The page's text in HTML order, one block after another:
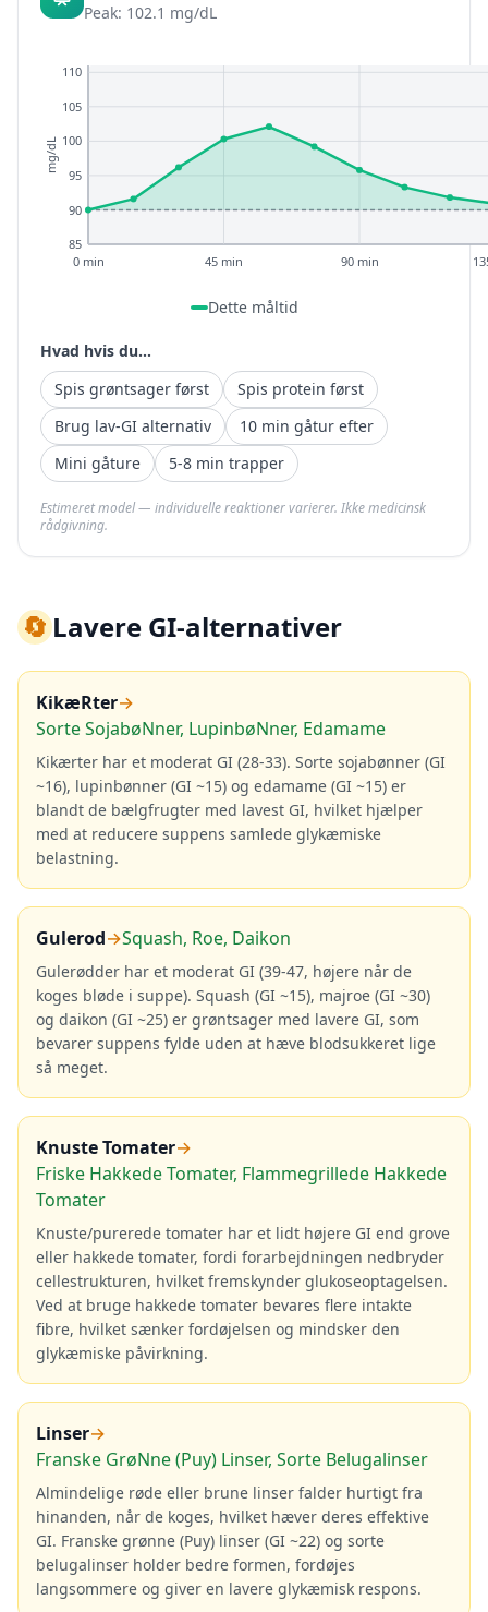
Peak: 102.1 mg/dL
85
90
95
100
105
110
0 min 45 min 90 min
mg/dL
Dette måltid
Hvad hvis du...
Spis grøntsager først
Spis protein først
Brug lav-GI alternativ
10 min gåtur efter
Mini gåture
5-8 min trapper
Estimeret model — individuelle reaktioner varierer. Ikke medicinsk
rådgivning.
🔄Lavere GI-alternativer
KikæRter→
Sorte SojabøNner, LupinbøNner, Edamame
Kikærter har et moderat GI (28-33). Sorte sojabønner (GI
~16), lupinbønner (GI ~15) og edamame (GI ~15) er
blandt de bælgfrugter med lavest GI, hvilket hjælper
med at reducere suppens samlede glykæmiske
belastning.
Gulerod→Squash, Roe, Daikon
Gulerødder har et moderat GI (39-47, højere når de
koges bløde i suppe). Squash (GI ~15), majroe (GI ~30)
og daikon (GI ~25) er grøntsager med lavere GI, som
bevarer suppens fylde uden at hæve blodsukkeret lige
så meget.
Knuste Tomater→
Friske Hakkede Tomater, Flammegrillede Hakkede
Tomater
Knuste/purerede tomater har et lidt højere GI end grove
eller hakkede tomater, fordi forarbejdningen nedbryder
cellestrukturen, hvilket fremskynder glukoseoptagelsen.
Ved at bruge hakkede tomater bevares flere intakte
fibre, hvilket sænker fordøjelsen og mindsker den
glykæmiske påvirkning.
Linser→
Franske GrøNne (Puy) Linser, Sorte Belugalinser
Almindelige røde eller brune linser falder hurtigt fra
hinanden, når de koges, hvilket hæver deres effektive
GI. Franske grønne (Puy) linser (GI ~22) og sorte
belugalinser holder bedre formen, fordøjes
langsommere og giver en lavere glykæmisk respons.